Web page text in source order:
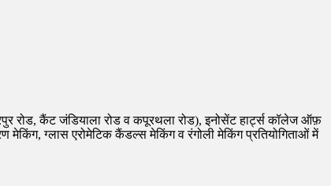
रोड, कैंट जंडियाला रोड व कपूरथला रोड), इनोसेंट हार्ट्स कॉलेज ऑफ़
मेकिंग, ग्लास एरोमेटिक कैंडल्स मेकिंग व रंगोली मेकिंग प्रतियोगिताओं में